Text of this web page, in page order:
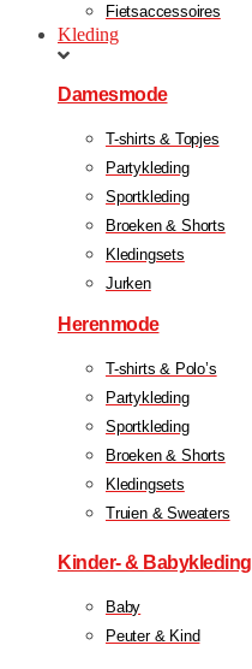
Fietsaccessoires
Kleding
Damesmode
T-shirts & Topjes
Partykleding
Sportkleding
Broeken & Shorts
Kledingsets
Jurken
Herenmode
T-shirts & Polo’s
Partykleding
Sportkleding
Broeken & Shorts
Kledingsets
Truien & Sweaters
Kinder- & Babykleding
Baby
Peuter & Kind